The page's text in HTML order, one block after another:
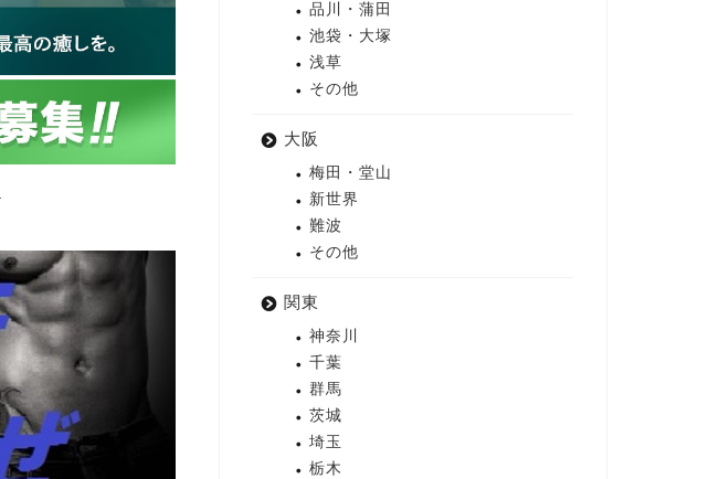
品川・蒲田
池袋・大塚
浅草
その他
大阪
梅田・堂山
新世界
難波
その他
関東
神奈川
千葉
群馬
茨城
埼玉
栃木